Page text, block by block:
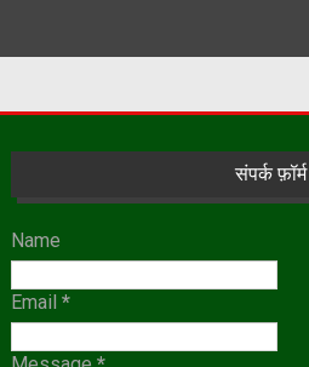
संपर्क फ़ॉर्म
Name
Email *